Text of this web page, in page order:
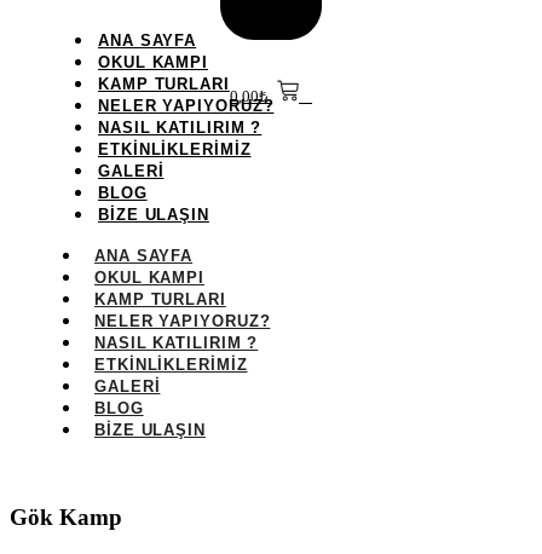
0,00₺
ANA SAYFA
OKUL KAMPI
KAMP TURLARI
NELER YAPIYORUZ?
NASIL KATILIRIM ?
ETKİNLİKLERİMİZ
GALERİ
BLOG
BİZE ULAŞIN
ANA SAYFA
OKUL KAMPI
KAMP TURLARI
NELER YAPIYORUZ?
NASIL KATILIRIM ?
ETKİNLİKLERİMİZ
GALERİ
BLOG
BİZE ULAŞIN
Gök Kamp